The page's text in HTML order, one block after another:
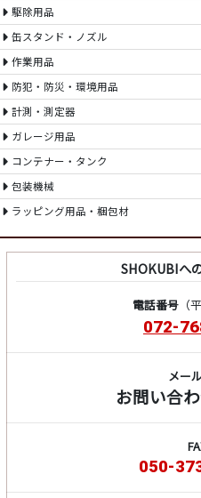
駆除用品
缶スタンド・ノズル
作業用品
防犯・防災・環境用品
計測・測定器
ガレージ用品
コンテナー・タンク
包装機械
ラッピング用品・梱包材
SHOKUBIへ
電話番号（
072-
メー
お問い合
050-